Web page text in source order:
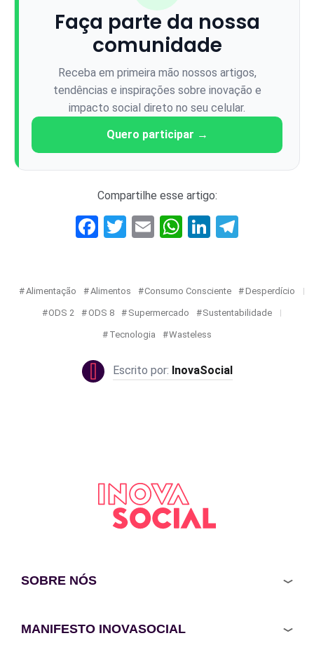
Faça parte da nossa
comunidade
Receba em primeira mão nossos artigos,
tendências e inspirações sobre inovação e
impacto social direto no seu celular.
Quero participar →
Compartilhe esse artigo:
Facebook
Twitter
EmailWhatsApp
LinkedIn
Alimentação Alimentos Consumo Consciente Desperdício
ODS 2 ODS 8 Supermercado Sustentabilidade
Tecnologia Wasteless
InovaSocial
SOBRE NÓS
MANIFESTO INOVASOCIAL